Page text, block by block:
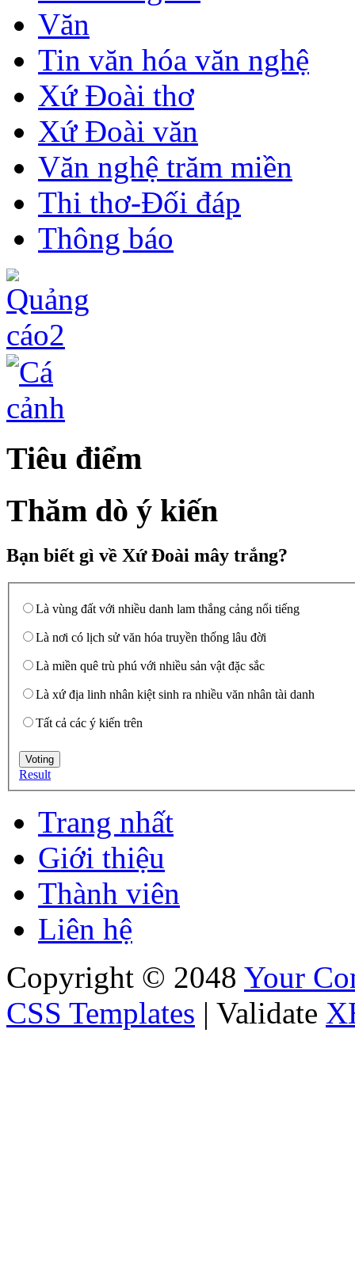
Văn
Tin văn hóa văn nghệ
Xứ Đoài thơ
Xứ Đoài văn
Văn nghệ trăm miền
Thi thơ-Đối đáp
Thông báo
Tiêu điểm
Thăm dò ý kiến
Bạn biết gì về Xứ Đoài mây trắng?
Là vùng đất với nhiều danh lam thắng cảng nổi tiếng
Là nơi có lịch sử văn hóa truyền thống lâu đời
Là miền quê trù phú với nhiều sản vật đặc sắc
Là xứ địa linh nhân kiệt sinh ra nhiều văn nhân tài danh
Tất cả các ý kiến trên
Result
Trang nhất
Giới thiệu
Thành viên
Liên hệ
Copyright © 2048 Your
CSS Templates | Validate